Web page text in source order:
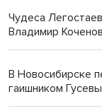
Чудеса
Владимир Коченов
В Новосибирске
гаишником